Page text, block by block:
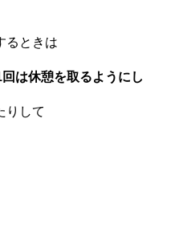
るときは
は休憩を取るようにし
りして